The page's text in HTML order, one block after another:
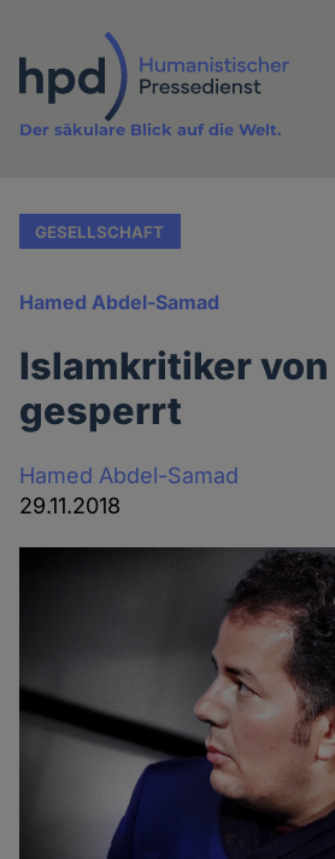
Inhalt
Der säkulare Blick auf die Welt.
GESELLSCHAFT
Hamed Abdel-Samad
Islamkritiker von
gesperrt
Hamed Abdel-Samad
29.11.2018